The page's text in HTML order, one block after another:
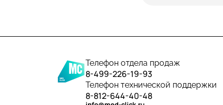
Телефон отдела продаж
8-499-226-19-93
Телефон технической поддержки
8-812-644-40-48